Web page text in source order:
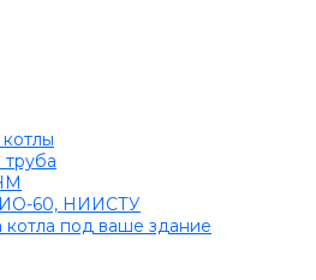
60, НИИСТУ
под ваше здание